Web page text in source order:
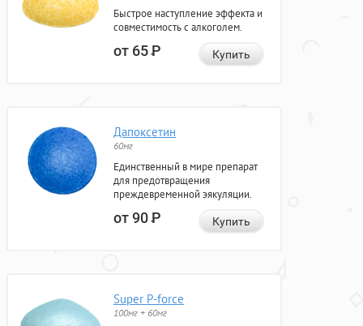
Быстрое наступление эффекта и
совместимость с алкоголем.
от 65Р Купить
Дапоксетин
60мг
Единственный в мире препарат
для предотвращения
преждевременной эякуляции.
от 90Р Купить
Super P-force
100мг + 60мг